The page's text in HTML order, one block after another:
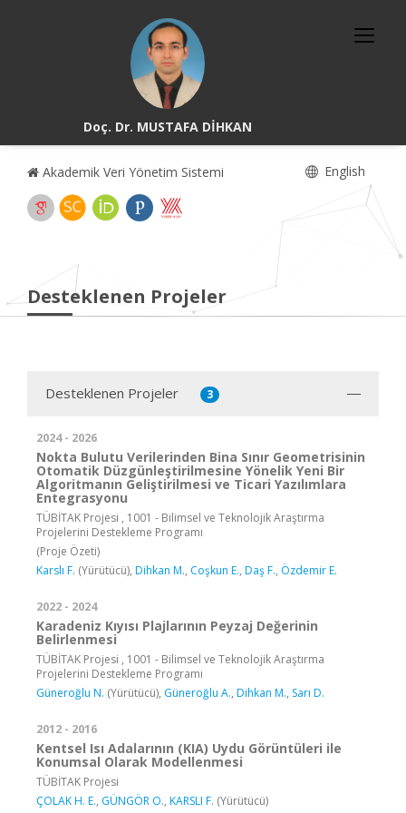
Doç. Dr. MUSTAFA DİHKAN
Akademik Veri Yönetim Sistemi English
Desteklenen Projeler
Desteklenen Projeler 3
2024 - 2026
Nokta Bulutu Verilerinden Bina Sınır Geometrisinin
Otomatik Düzgünleştirilmesine Yönelik Yeni Bir
Algoritmanın Geliştirilmesi ve Ticari Yazılımlara
Entegrasyonu
TÜBİTAK Projesi , 1001 - Bilimsel ve Teknolojik Araştırma
Projelerini Destekleme Programı
(Proje Özeti)
Karslı F. (Yürütücü), Dihkan M., Coşkun E., Daş F., Özdemir E.
2022 - 2024
Karadeniz Kıyısı Plajlarının Peyzaj Değerinin
Belirlenmesi
TÜBİTAK Projesi , 1001 - Bilimsel ve Teknolojik Araştırma
Projelerini Destekleme Programı
Güneroğlu N. (Yürütücü), Güneroğlu A., Dihkan M., Sarı D.
2012 - 2016
Kentsel Isı Adalarının (KIA) Uydu Görüntüleri ile
Konumsal Olarak Modellenmesi
TÜBİTAK Projesi
ÇOLAK H. E., GÜNGÖR O., KARSLI F. (Yürütücü)